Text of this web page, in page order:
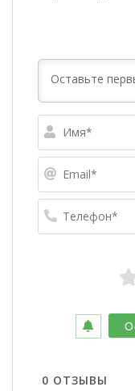
0 ОТЗЫВЫ